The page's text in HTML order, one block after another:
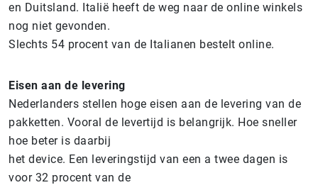
en Duitsland. Italië heeft de weg naar de online winkels
nog niet gevonden.
Slechts 54 procent van de Italianen bestelt online.
Eisen aan de levering
Nederlanders stellen hoge eisen aan de levering van de
pakketten. Vooral de levertijd is belangrijk. Hoe sneller
hoe beter is daarbij
het device. Een leveringstijd van een a twee dagen is
voor 32 procent van de